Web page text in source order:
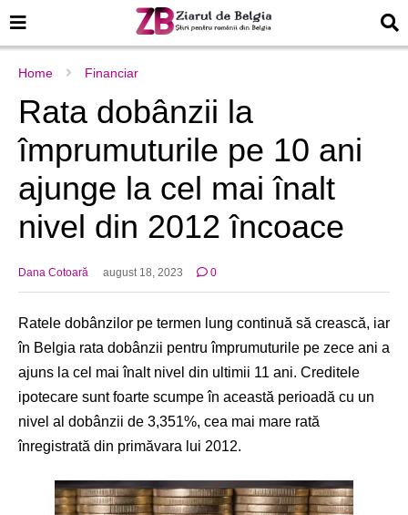
Home Financiar
Rata dobânzii la
împrumuturile pe 10 ani
ajunge la cel mai înalt
nivel din 2012 încoace
Dana Cotoară august 18, 2023 0
Ratele dobânzilor pe termen lung continuă să crească, iar
în Belgia rata dobânzii pentru împrumuturile pe zece ani a
ajuns la cel mai înalt nivel din ultimii 11 ani. Creditele
ipotecare sunt foarte scumpe în această perioadă cu un
nivel al dobânzii de 3,351%, cea mai mare rată
înregistrată din primăvara lui 2012.